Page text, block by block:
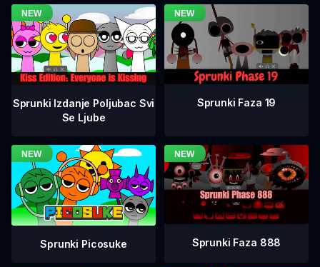
Sprunki Izdanje Poljubac Svi
Se Ljube
Sprunki Faza 19
Sprunki Picosuke Sprunki Faza 888